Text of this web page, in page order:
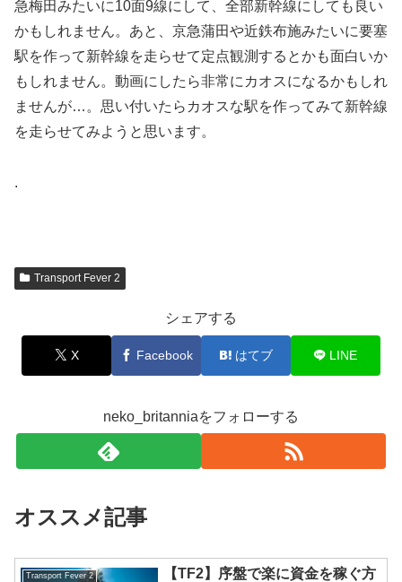
急梅田みたいに10面9線にして、全部新幹線にしても良い
かもしれません。あと、京急蒲田や近鉄布施みたいに要塞
駅を作って新幹線を走らせて定点観測するとかも面白いか
もしれません。動画にしたら非常にカオスになるかもしれ
ませんが…。思い付いたらカオスな駅を作ってみて新幹線
を走らせてみようと思います。
.
Transport Fever 2
シェアする
X Facebook はてブ LINE
neko_britanniaをフォローする
オススメ記事
Transport Fever 2
【TF2】序盤で楽に資金を稼ぐ方